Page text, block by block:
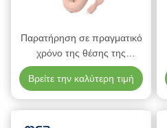
Παρατήρηση σε πραγματικό
χρόνο της θέσης της
γλωττίδας με μια βιντεο-
λάρυγγα μάσκα για
χειρουργική αναισθησία
Βρείτε την καλύτερη τιμή